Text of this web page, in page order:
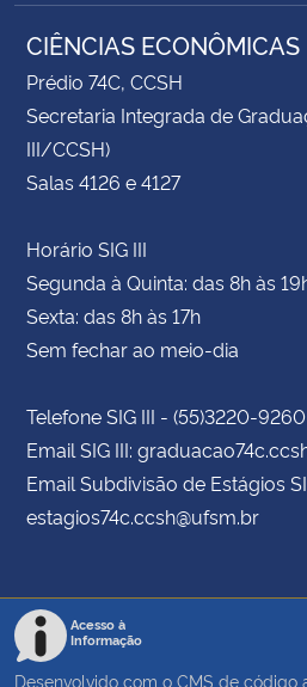
CIÊNCIAS ECONÔMICAS
Prédio 74C, CCSH
Secretaria Integrada de
III/CCSH)
Salas 4126 e 4127
Horário SIG III
Segunda à Quinta: das 8h às
Sexta: das 8h às 17h
Sem fechar ao meio-dia
Telefone SIG III - (55)3220-9260
Email SIG III:
Email Subdivisão de Estágios
estagios74c.ccsh@ufsm.br
Acesso à
Informação
Desenvolvido com o CMS de código